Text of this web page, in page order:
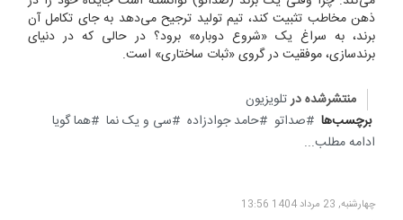
ذهن مخاطب تثبیت کند، تیم تولید ترجیح می‌دهد به جای تکامل آن
برند، به سراغ یک «شروع دوباره» برود؟ در حالی که در دنیای
برندسازی، موفقیت در گروی «ثبات ساختاری» است.
منتشرشده درتلویزیون
برچسب‌ها
صداتو حامد جوادزاده‌ سی و یک نما
هما گویا
ادامه مطلب...
چهارشنبه, 23 مرداد 1404 13:56